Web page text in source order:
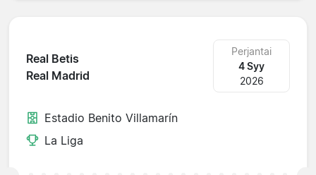
Real Betis
Real Madrid
Perjantai
4 Syy
2026
Estadio Benito Villamarín
La Liga